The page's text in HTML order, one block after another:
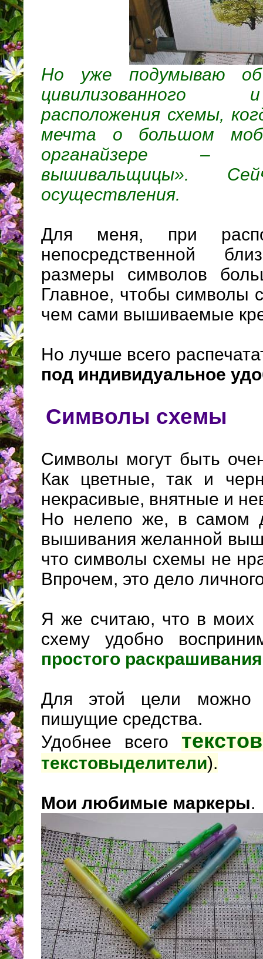
Но уже подумываю об
цивилизованного
расположения схемы,
мечта о большом
органайзере –
вышивальщицы».
осуществления.
Для меня, при
непосредственной
размеры символов
Главное, чтобы символы
чем сами вышиваемые
Но лучше всего
под индивидуальное
Символы схемы
Символы могут быть
Как цветные, так и
некрасивые, внятные и
Но нелепо же, в самом
вышивания желанной
что символы схемы не
Впрочем, это дело
Я же считаю, что в моих
схему удобно
простого
Для этой цели можно
пишущие средства.
Удобнее всего
текстовыделители).
Мои любимые маркеры.